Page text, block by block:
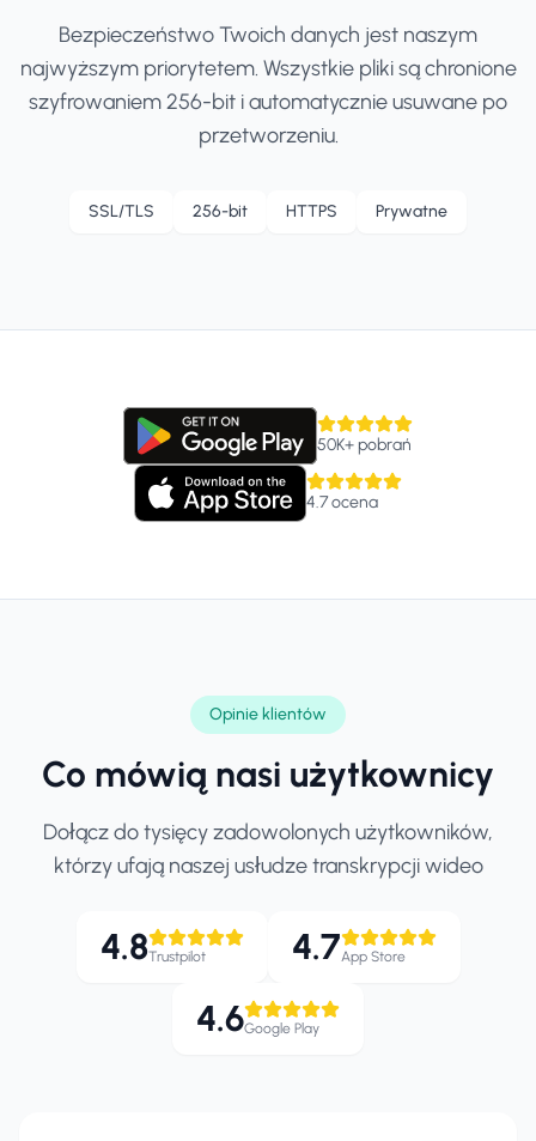
Bezpieczeństwo Twoich danych jest naszym
najwyższym priorytetem. Wszystkie pliki są chronione
szyfrowaniem 256-bit i automatycznie usuwane po
przetworzeniu.
SSL/TLS 256-bit HTTPS Prywatne
50K+pobrań
4.7ocena
Opinie klientów
Co mówią nasi użytkownicy
Dołącz do tysięcy zadowolonych użytkowników,
którzy ufają naszej usłudze transkrypcji wideo
4.8Trustpilot 4.7App Store
4.6Google Play